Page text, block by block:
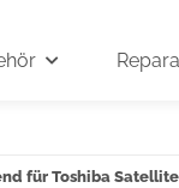
für Toshiba